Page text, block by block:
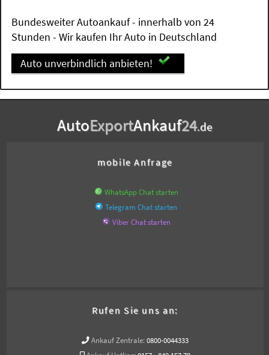
Bundesweiter Autoankauf - innerhalb von 24
Stunden - Wir kaufen Ihr Auto in Deutschland
Auto unverbindlich anbieten!
AutoExportAnkauf24.de
mobile Anfrage
WhatsApp Chat starten
Telegram Chat starten
Viber Chat starten
Rufen Sie uns an:
Ankauf Zentrale: 0800-0044333